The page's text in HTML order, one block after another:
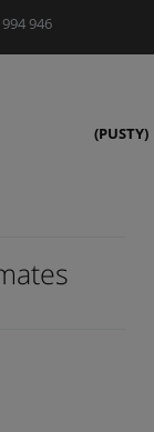
946
(PUSTY)